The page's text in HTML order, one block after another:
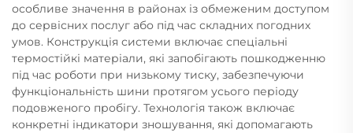
особливе значення в районах із обмеженим доступом
до сервісних послуг або під час складних погодних
умов. Конструкція системи включає спеціальні
термостійкі матеріали, які запобігають пошкодженню
під час роботи при низькому тиску, забезпечуючи
функціональність шини протягом усього періоду
подовженого пробігу. Технологія також включає
конкретні індикатори зношування, які допомагають